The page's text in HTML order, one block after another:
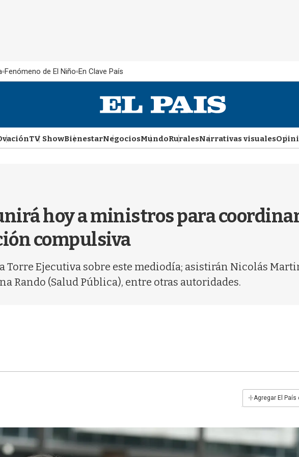
Fenómeno de El Niño En Clave País
TV ShowBienestarNegociosMundoRuralesNarrativas visuales
hoy a ministros para
compulsiva
Torre Ejecutiva sobre este mediodía; asistirán Nicolás
Rando (Salud Pública), entre otras autoridades.
+Agregar El País